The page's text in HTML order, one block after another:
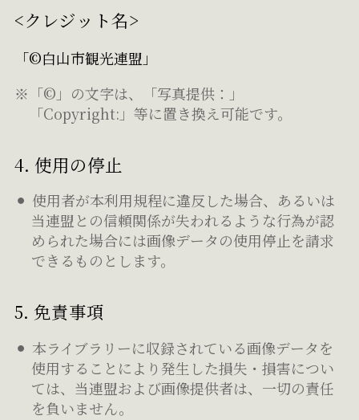
<クレジット名>
「©白山市観光連盟」
※「©」の文字は、「写真提供：」
「Copyright:」等に置き換え可能です。
4. 使用の停止
使用者が本利用規程に違反した場合、あるいは
当連盟との信頼関係が失われるような行為が認
められた場合には画像データの使用停止を請求
できるものとします。
5. 免責事項
本ライブラリーに収録されている画像データを
使用することにより発生した損失・損害につい
ては、当連盟および画像提供者は、一切の責任
を負いません。